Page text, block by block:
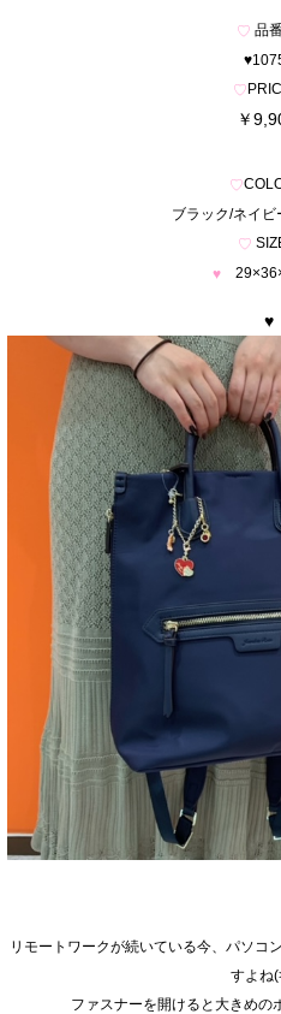
♡ 品
♡
￥
♡
ブラック/ネイビ
♡
♥
♥
リモートワークが続いている今、パソコ
すよね
ファスナーを開けると大きめの